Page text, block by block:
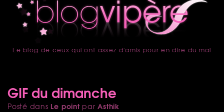
accueil
Le blog de ceux qui ont assez d'amis pour en dire du mal
GIF du dimanche
Posté dans Le point parAsthik